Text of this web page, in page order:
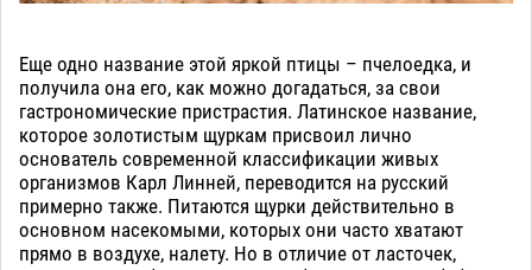
Еще одно название этой яркой птицы – пчелоедка, и
получила она его, как можно догадаться, за свои
гастрономические пристрастия. Латинское название,
которое золотистым щуркам присвоил лично
основатель современной классификации живых
организмов Карл Линней, переводится на русский
примерно также. Питаются щурки действительно в
основном насекомыми, которых они часто хватают
прямо в воздухе, налету. Но в отличие от ласточек,